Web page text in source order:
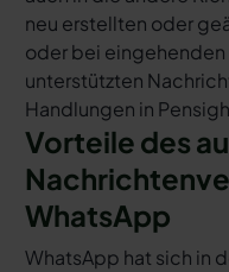
neu erstellten oder
oder bei
unterstützten
Handlungen in
Vorteile des
WhatsApp
WhatsApp hat sich in